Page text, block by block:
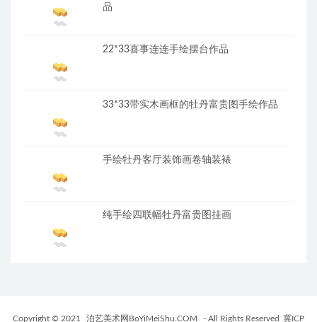
品
22*33喜事连连手绘摆台作品
33*33带实木画框的牡丹富贵图手绘作品
手绘牡丹客厅装饰画卷轴装裱
纯手绘四联幅牡丹富贵图挂画
Copyright © 2021 泊艺美术网BoYiMeiShu.COM - All Rights Reserved 冀ICP